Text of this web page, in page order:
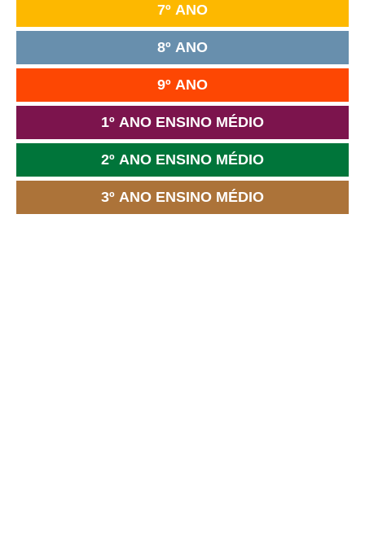
7º ANO
8º ANO
9º ANO
1º ANO ENSINO MÉDIO
2º ANO ENSINO MÉDIO
3º ANO ENSINO MÉDIO